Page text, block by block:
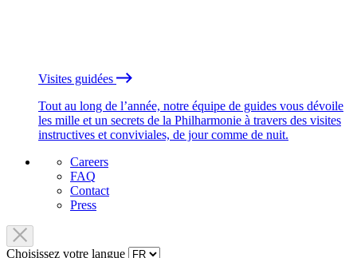
Visites guidées
Tout au long de l’année, notre équipe de guides vous dévoile
les mille et un secrets de la Philharmonie à travers des visites
instructives et conviviales, de jour comme de nuit.
Careers
FAQ
Contact
Press
Choisissez votre langue